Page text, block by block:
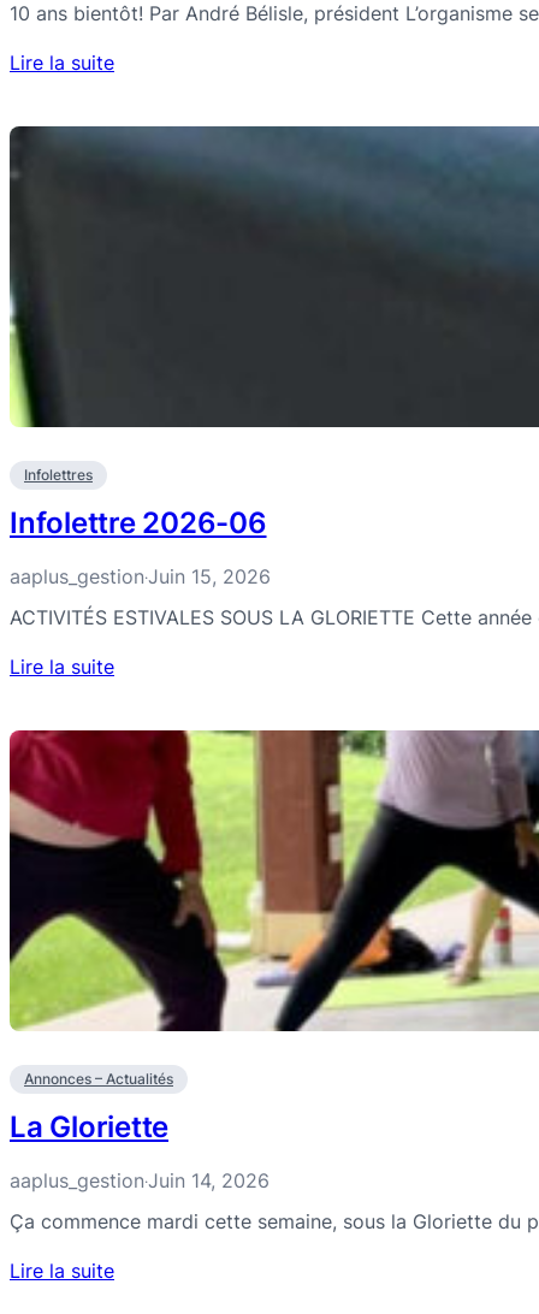
10 ans bientôt! Par André Bélisle, président
Lire la suite
Infolettres
Infolettre 2026-06
aaplus_gestion·Juin 15, 2026
ACTIVITÉS ESTIVALES SOUS LA GLORIETTE Cette
Lire la suite
Annonces – Actualités
La Gloriette
aaplus_gestion·Juin 14, 2026
Ça commence mardi cette semaine, sous la Gloriette du
Lire la suite